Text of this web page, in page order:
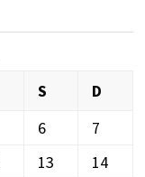
S
D
6
7
13
14